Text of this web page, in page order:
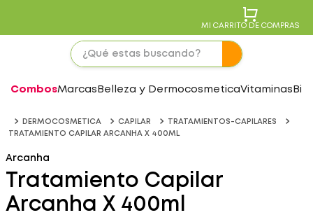
MI CARRITO DE COMPRAS
CombosMarcas Belleza y DermocosmeticaVitaminas
DERMOCOSMETICA CAPILAR
TRATAMIENTOS-CAPILARES
TRATAMIENTO CAPILAR ARCANHA X 400ML
Arcanha
Tratamiento Capilar
Arcanha X 400ml